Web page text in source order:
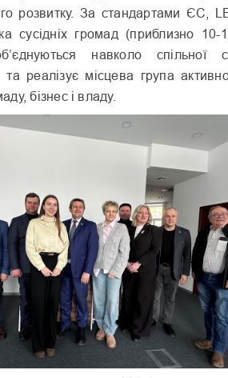
розвитку. За стандартами ЄС,
сусідніх громад (приблизно 10-
навколо спільної
та реалізує місцева група
бізнес і владу.